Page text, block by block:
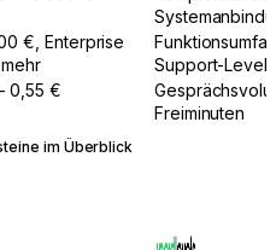
im Überblick
€, Enterprise
Support-Level
0,55 €
Freiminuten